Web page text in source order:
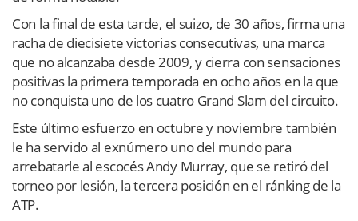
Con la final de esta tarde, el suizo, de 30 años, firma una
racha de diecisiete victorias consecutivas, una marca
que no alcanzaba desde 2009, y cierra con sensaciones
positivas la primera temporada en ocho años en la que
no conquista uno de los cuatro Grand Slam del circuito.
Este último esfuerzo en octubre y noviembre también
le ha servido al exnúmero uno del mundo para
arrebatarle al escocés Andy Murray, que se retiró del
torneo por lesión, la tercera posición en el ránking de la
ATP.